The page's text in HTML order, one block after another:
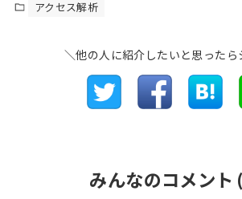
アクセス解析
＼他の人に紹介したいと思ったら
みんなのコメント